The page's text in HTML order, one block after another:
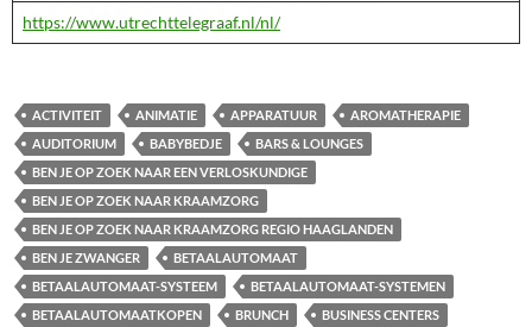
https://www.utrechttelegraaf.nl/nl/
ACTIVITEIT ANIMATIE APPARATUUR
AROMATHERAPIE
AUDITORIUM
BABYBEDJE
BARS & LOUNGES
BEN JE OP ZOEK NAAR EEN VERLOSKUNDIGE
BEN JE OP ZOEK NAAR KRAAMZORG
BEN JE OP ZOEK NAAR KRAAMZORG REGIO HAAGLANDEN
BEN JE ZWANGER
BETAALAUTOMAAT
BETAALAUTOMAAT-SYSTEEM
BETAALAUTOMAAT-SYSTEMEN
BETAALAUTOMAATKOPEN
BRUNCH BUSINESS CENTERS